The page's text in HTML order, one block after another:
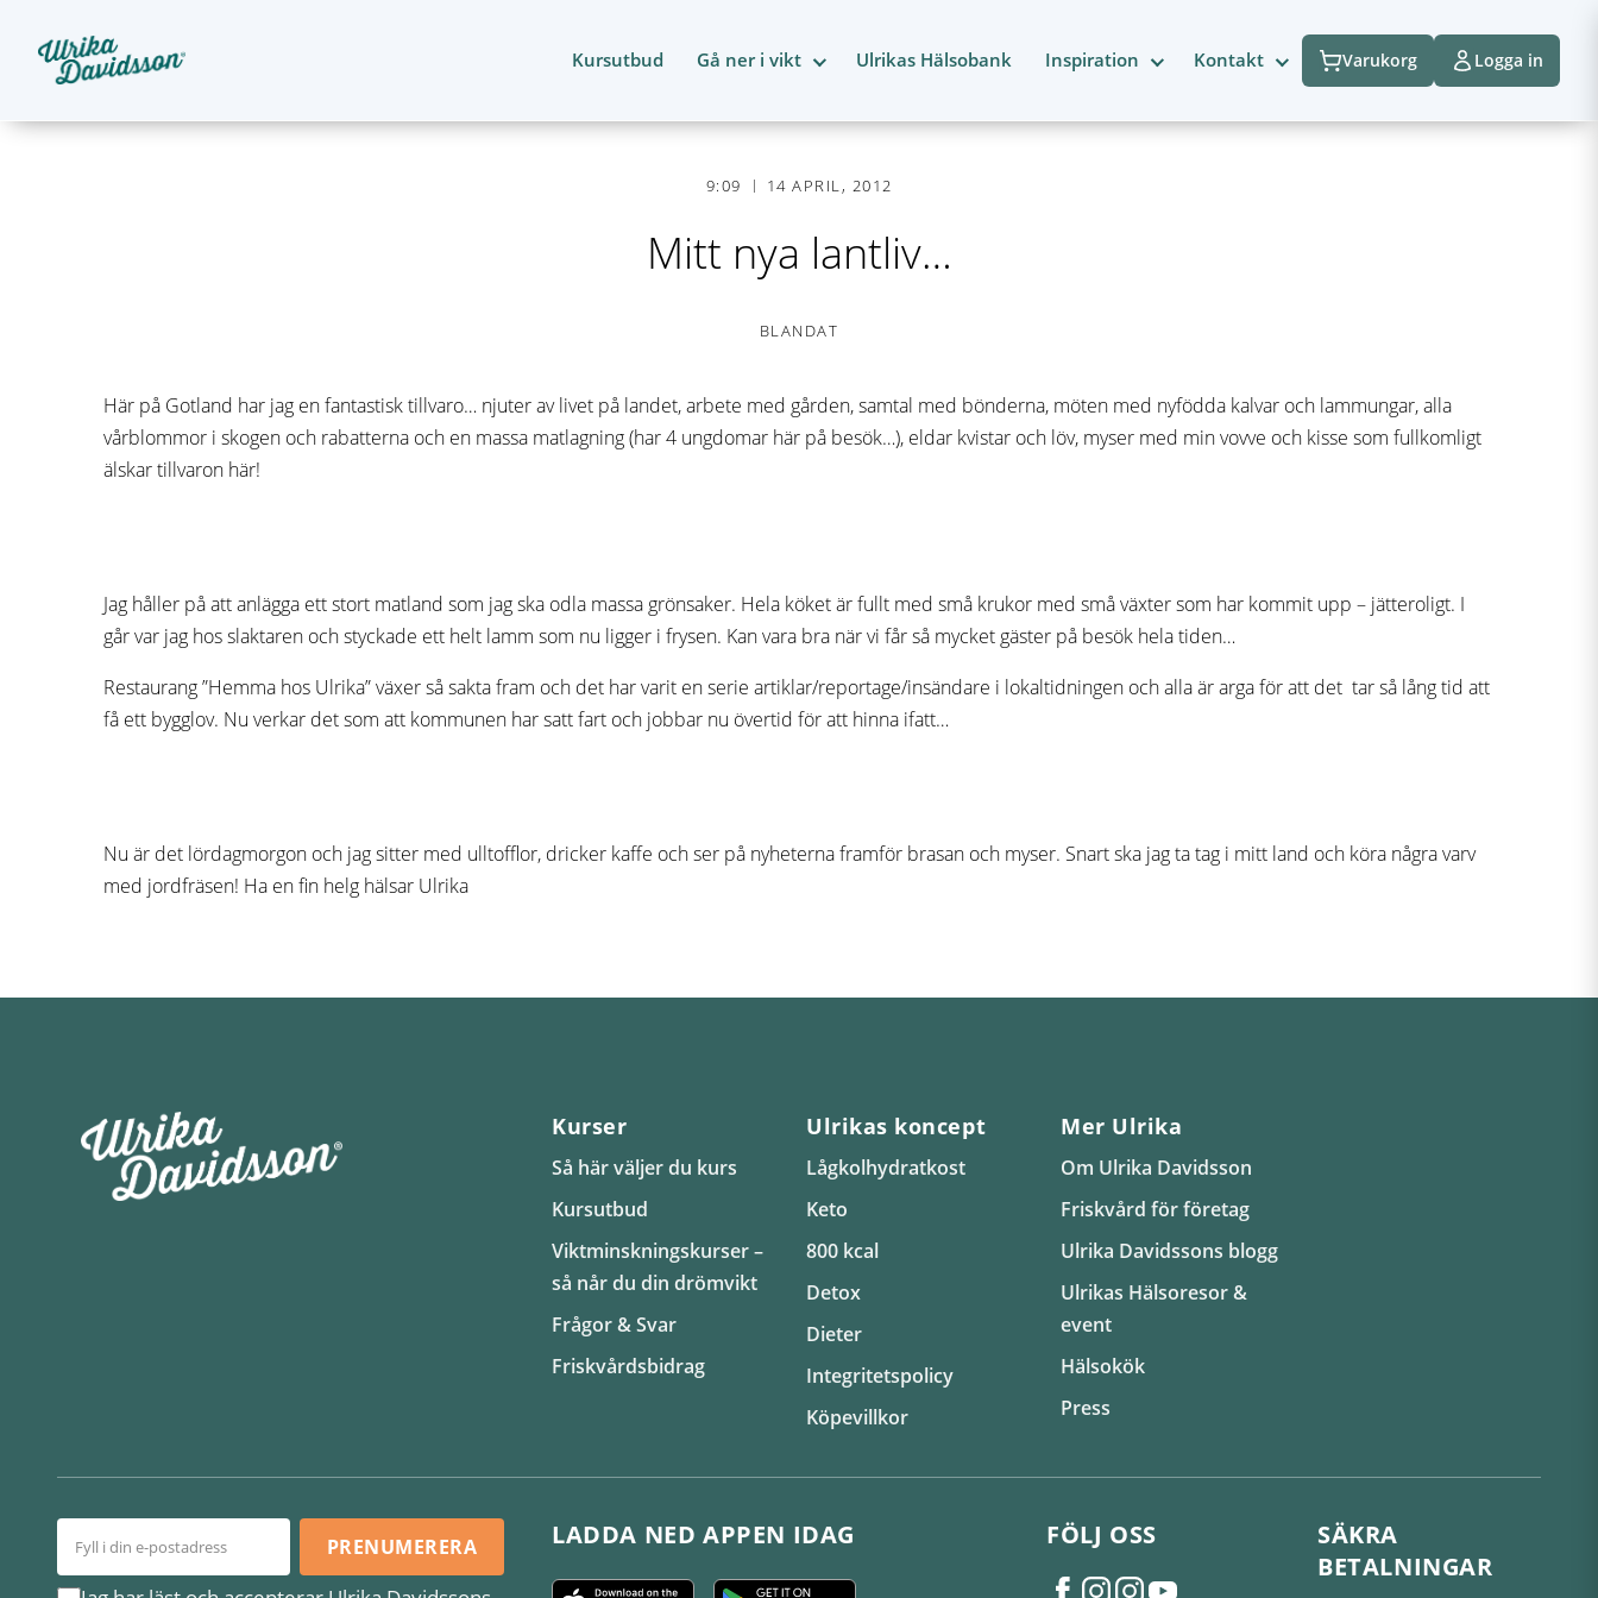
Kursutbud Gå ner i vikt Ulrikas Hälsobank Inspiration Kontakt Varukorg Logga in
9:09 14 APRIL, 2012
Mitt nya lantliv…
BLANDAT
Här på Gotland har jag en fantastisk tillvaro… njuter av livet på landet, arbete med gården, samtal med bönderna, möten med nyfödda kalvar och lammungar, alla
vårblommor i skogen och rabatterna och en massa matlagning (har 4 ungdomar här på besök…), eldar kvistar och löv, myser med min vovve och kisse som fullkomligt
älskar tillvaron här!
Jag håller på att anlägga ett stort matland som jag ska odla massa grönsaker. Hela köket är fullt med små krukor med små växter som har kommit upp – jätteroligt. I
går var jag hos slaktaren och styckade ett helt lamm som nu ligger i frysen. Kan vara bra när vi får så mycket gäster på besök hela tiden…
Restaurang ”Hemma hos Ulrika” växer så sakta fram och det har varit en serie artiklar/reportage/insändare i lokaltidningen och alla är arga för att det tar så lång tid att
få ett bygglov. Nu verkar det som att kommunen har satt fart och jobbar nu övertid för att hinna ifatt…
Nu är det lördagmorgon och jag sitter med ulltofflor, dricker kaffe och ser på nyheterna framför brasan och myser. Snart ska jag ta tag i mitt land och köra några varv
med jordfräsen! Ha en fin helg hälsar Ulrika
Kurser
Så här väljer du kurs
Kursutbud
Viktminskningskurser –
så når du din drömvikt
Frågor & Svar
Friskvårdsbidrag
Ulrikas koncept
Lågkolhydratkost
Keto
800 kcal
Detox
Dieter
Integritetspolicy
Köpevillkor
Mer Ulrika
Om Ulrika Davidsson
Friskvård för företag
Ulrika Davidssons blogg
Ulrikas Hälsoresor &
event
Hälsokök
Press
PRENUMERERA LADDA NED APPEN IDAG FÖLJ OSS
SÄKRA
BETALNINGAR